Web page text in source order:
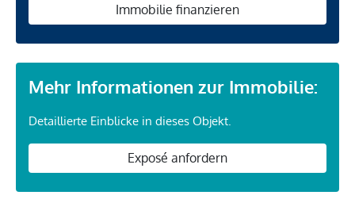
Immobilie finanzieren
Mehr Informationen zur Immobilie:
Detaillierte Einblicke in dieses Objekt.
Exposé anfordern